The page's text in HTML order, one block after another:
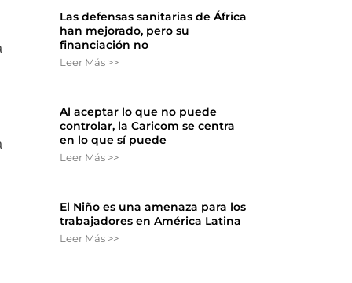
Las defensas sanitarias de África
han mejorado, pero su
financiación no
Leer Más >>
Al aceptar lo que no puede
controlar, la Caricom se centra
en lo que sí puede
Leer Más >>
El Niño es una amenaza para los
trabajadores en América Latina
Leer Más >>